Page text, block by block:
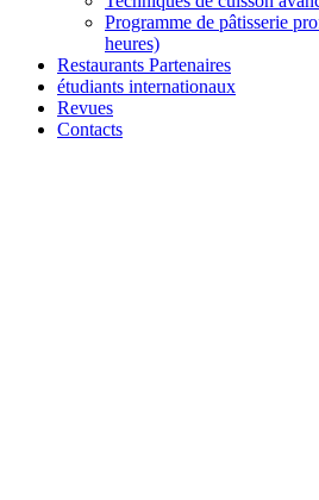
Programme de pâtisserie
heures)
Restaurants Partenaires
étudiants internationaux
Revues
Contacts